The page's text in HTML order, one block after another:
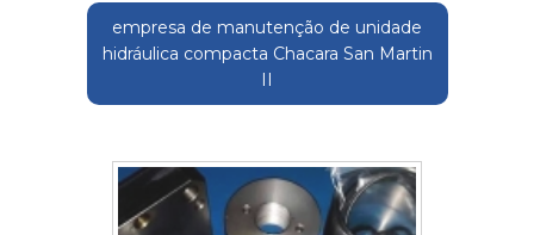
empresa de manutenção de unidade
hidráulica compacta Chacara San Martin
II